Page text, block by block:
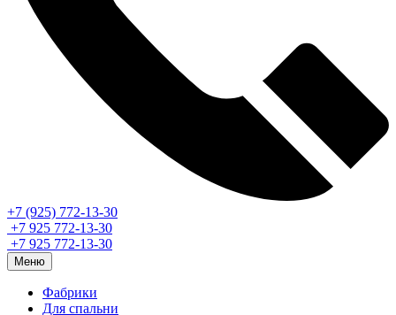
+7 (925) 772-13-30
+7 925 772-13-30
+7 925 772-13-30
Меню
Фабрики
Для спальни